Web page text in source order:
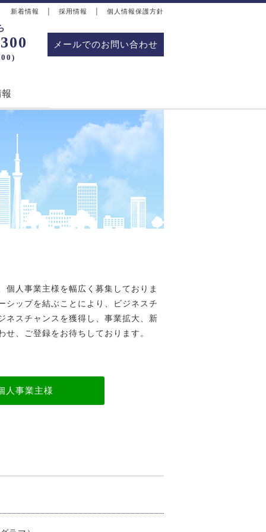
新着情報 採用情報 個人情報保護方針
メールでのお問い合わせ
個人事業主様を幅広く募集しておりま
シップを結ぶことにより、ビジネスチ
ネスチャンスを獲得し、事業拡大、新
、ご登録をお待ちしております。
人事業主様